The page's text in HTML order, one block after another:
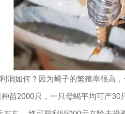
如何？因为蝎子的繁殖率很高，
苗2000只，一只母蝎平均可产